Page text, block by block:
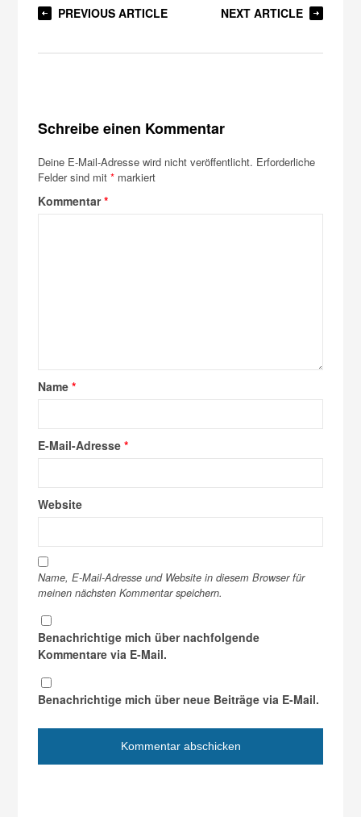
PREVIOUS ARTICLE NEXT ARTICLE
Schreibe einen Kommentar
Deine E-Mail-Adresse wird nicht veröffentlicht. Erforderliche
Felder sind mit* markiert
Kommentar*
Name*
E-Mail-Adresse*
Website
Name, E-Mail-Adresse und Website in diesem Browser für
meinen nächsten Kommentar speichern.
Benachrichtige mich über nachfolgende
Kommentare via E-Mail.
Benachrichtige mich über neue Beiträge via E-Mail.